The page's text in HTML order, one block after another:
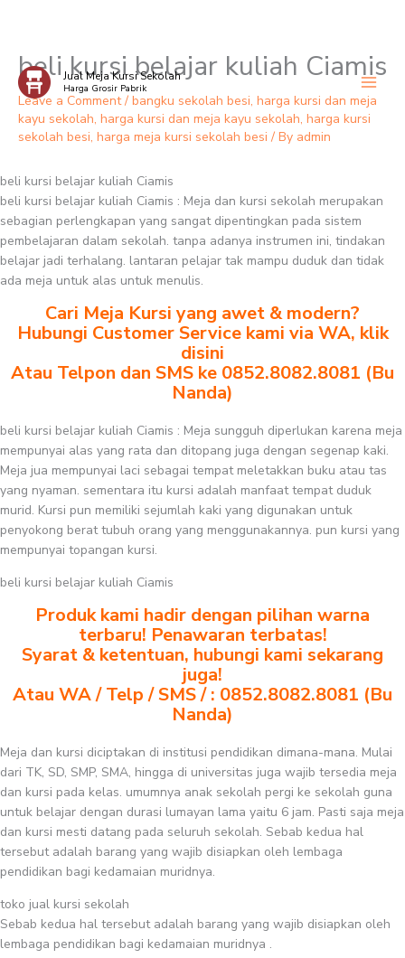
Skip
content
Jual Meja Kursi Sekolah
Harga Grosir Pabrik
beli kursi belajar kuliah Ciamis
Leave a Comment / bangku sekolah besi, harga kursi dan meja
kayu sekolah, harga kursi dan meja kayu sekolah, harga kursi
sekolah besi, harga meja kursi sekolah besi / By admin
beli kursi belajar kuliah Ciamis
beli kursi belajar kuliah Ciamis : Meja dan kursi sekolah merupakan
sebagian perlengkapan yang sangat dipentingkan pada sistem
pembelajaran dalam sekolah. tanpa adanya instrumen ini, tindakan
belajar jadi terhalang. lantaran pelajar tak mampu duduk dan tidak
ada meja untuk alas untuk menulis.
Cari Meja Kursi yang awet & modern?
Hubungi Customer Service kami via WA, klik
disini
Atau Telpon dan SMS ke 0852.8082.8081 (Bu
Nanda)
beli kursi belajar kuliah Ciamis : Meja sungguh diperlukan karena meja
mempunyai alas yang rata dan ditopang juga dengan segenap kaki.
Meja jua mempunyai laci sebagai tempat meletakkan buku atau tas
yang nyaman. sementara itu kursi adalah manfaat tempat duduk
murid. Kursi pun memiliki sejumlah kaki yang digunakan untuk
penyokong berat tubuh orang yang menggunakannya. pun kursi yang
mempunyai topangan kursi.
beli kursi belajar kuliah Ciamis
Produk kami hadir dengan pilihan warna
terbaru! Penawaran terbatas!
Syarat & ketentuan, hubungi kami sekarang
juga!
Atau WA / Telp / SMS / : 0852.8082.8081 (Bu
Nanda)
Meja dan kursi diciptakan di institusi pendidikan dimana-mana. Mulai
dari TK, SD, SMP, SMA, hingga di universitas juga wajib tersedia meja
dan kursi pada kelas. umumnya anak sekolah pergi ke sekolah guna
untuk belajar dengan durasi lumayan lama yaitu 6 jam. Pasti saja meja
dan kursi mesti datang pada seluruh sekolah. Sebab kedua hal
tersebut adalah barang yang wajib disiapkan oleh lembaga
pendidikan bagi kedamaian muridnya.
toko jual kursi sekolah
Sebab kedua hal tersebut adalah barang yang wajib disiapkan oleh
lembaga pendidikan bagi kedamaian muridnya .